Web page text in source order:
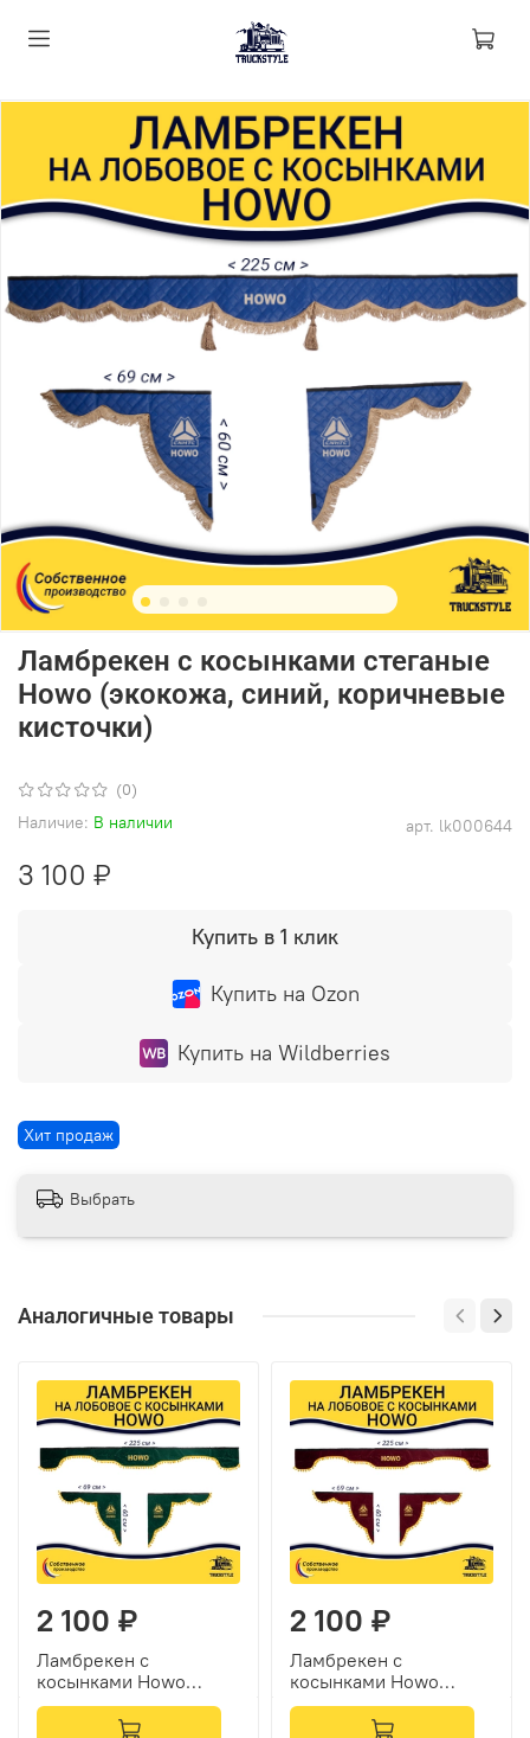
(0)
арт. lk000644
Наличие: В наличии
Хит продаж
Ламбрекен с косынками стеганые
Howo (экокожа, синий, коричневые
кисточки)
3 100 ₽
Купить в 1 клик
Купить на Ozon
Купить на Wildberries
Выбрать
Аналогичные товары
2 100 ₽
Ламбрекен с
косынками Howo
(флок, зеленый,
желтые шарики)
2 100 ₽
Ламбрекен с
косынками Howo
(флок, бордовый,
желтые шарики)